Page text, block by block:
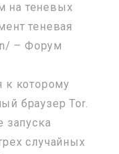
на теневых
теневая
– Форум
к которому
браузер Tor.
запуска
случайных